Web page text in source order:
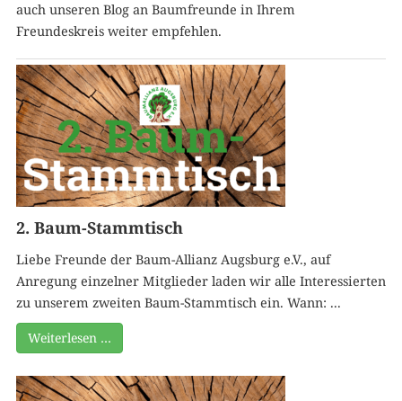
auch unseren Blog an Baumfreunde in Ihrem
Freundeskreis weiter empfehlen.
2. Baum-Stammtisch
Liebe Freunde der Baum-Allianz Augsburg e.V., auf
Anregung einzelner Mitglieder laden wir alle Interessierten
zu unserem zweiten Baum-Stammtisch ein. Wann: ...
Weiterlesen …